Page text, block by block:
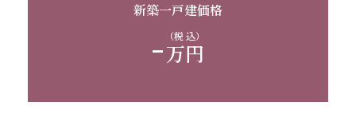
新築一戸建価格
-万円
（税 込）